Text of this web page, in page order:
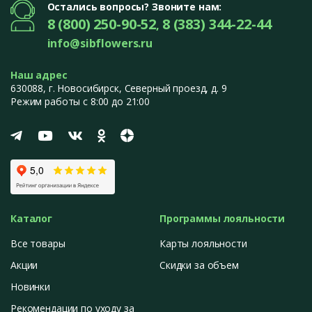
насыщенных фиолетовых, зелёных и бордовых тонов.
Аглаонема– отличается декоративными листьями с
серебристыми, зелёными или красными оттенками. Это
помещений с минимальным освещением.
Диффенбахия– роскошное растение с крупными листьями,
очищением воздуха и созданием комфортной атмосферы.
Замиокулькас – "долларовое дерево" с глянцевыми
листьями. Неприхотливо в уходе, легко переносит засуху и
недостаток света.
Алоказия
– экзотическое растение с крупными резными
листьями необычной формы. Отличается эффектным
Папоротник
Остались вопросы? Звоните нам:
8 (800) 250-90-52, 8 (383) 344-22-44
info@sibflowers.ru
Наш адрес
630088, г. Новосибирск, Северный проезд, д. 9
Режим работы с 8:00 до 21:00
Каталог
Все товары
Акции
Новинки
Рекомендации по уходу за
Программы лояльности
Карты лояльности
Скидки за объем